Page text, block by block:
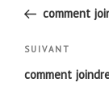
l’article
précédent
comment
Article
suivant
SUIVANT
comment